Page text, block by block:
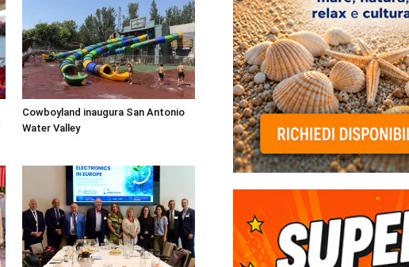
Cowboyland inaugura San Antonio
Water Valley